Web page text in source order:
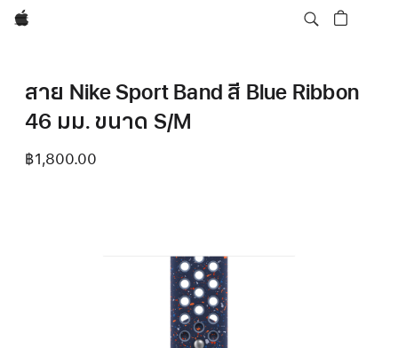
Apple
สาย Nike Sport Band สี Blue Ribbon
46 มม. ขนาด S/M
฿1,800.00